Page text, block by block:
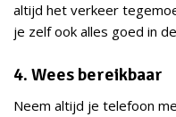
altijd het verkeer
je zelf ook alles goed in
4. Wees bereikbaar
Neem altijd je telefoon